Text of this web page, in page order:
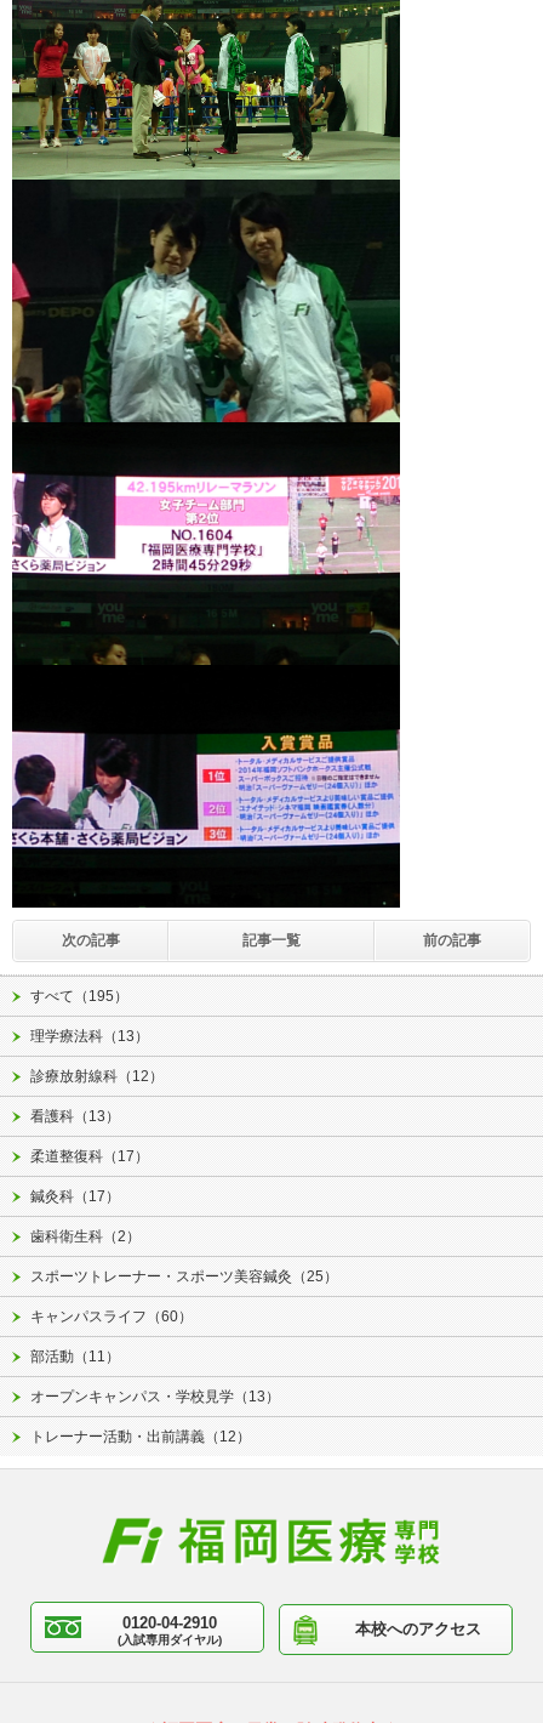
次の記事 記事一覧 前の記事
すべて（195）
理学療法科（13）
診療放射線科（12）
看護科（13）
柔道整復科（17）
鍼灸科（17）
歯科衛生科（2）
スポーツトレーナー・スポーツ美容鍼灸（25）
キャンパスライフ（60）
部活動（11）
オープンキャンパス・学校見学（13）
トレーナー活動・出前講義（12）
0120-04-2910
(入試専用ダイヤル)
本校へのアクセス